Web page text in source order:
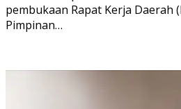
pembukaan Rapat Kerja Daerah
Pimpinan…